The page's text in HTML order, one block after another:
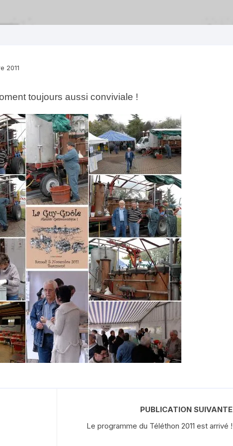
2011
toujours aussi conviviale !
PUBLICATION SUIVANTE
Le programme du Téléthon 2011 est arrivé !